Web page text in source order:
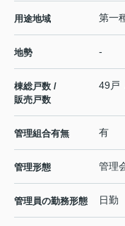
用途地域 第一
地勢 -
棟総戸数 /
販売戸数
49戸
管理組合有無 有
管理形態 管理
管理員の勤務形態 日勤